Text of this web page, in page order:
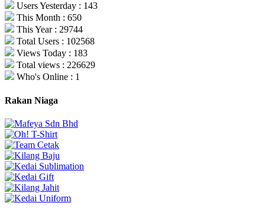
Users Yesterday : 143
This Month : 650
This Year : 29744
Total Users : 102568
Views Today : 183
Total views : 226629
Who's Online : 1
Rakan Niaga